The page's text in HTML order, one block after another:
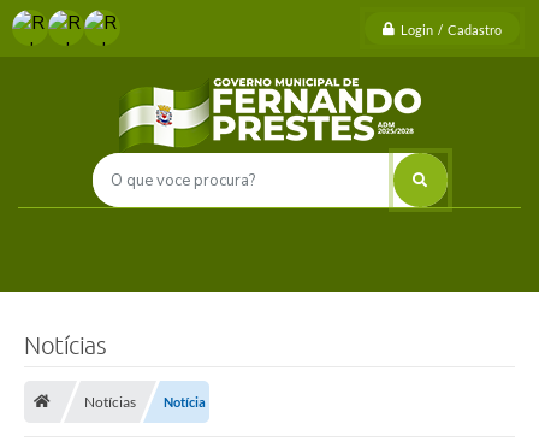
Login / Cadastro
Notícias
Notícias Notícia